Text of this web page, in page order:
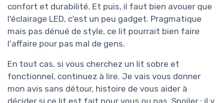
confort et durabilité. Et puis, il faut bien avouer que
l'éclairage LED, c'est un peu gadget. Pragmatique
mais pas dénué de style, ce lit pourrait bien faire
l'affaire pour pas mal de gens.
En tout cas, si vous cherchez un lit sobre et
fonctionnel, continuez à lire. Je vais vous donner
mon avis sans détour, histoire de vous aider à